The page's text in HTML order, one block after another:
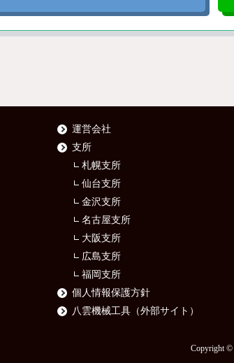
運営会社
支所
札幌支所
仙台支所
金沢支所
名古屋支所
大阪支所
広島支所
福岡支所
個人情報保護方針
八雲機械工具（外部サイト）
Copyright